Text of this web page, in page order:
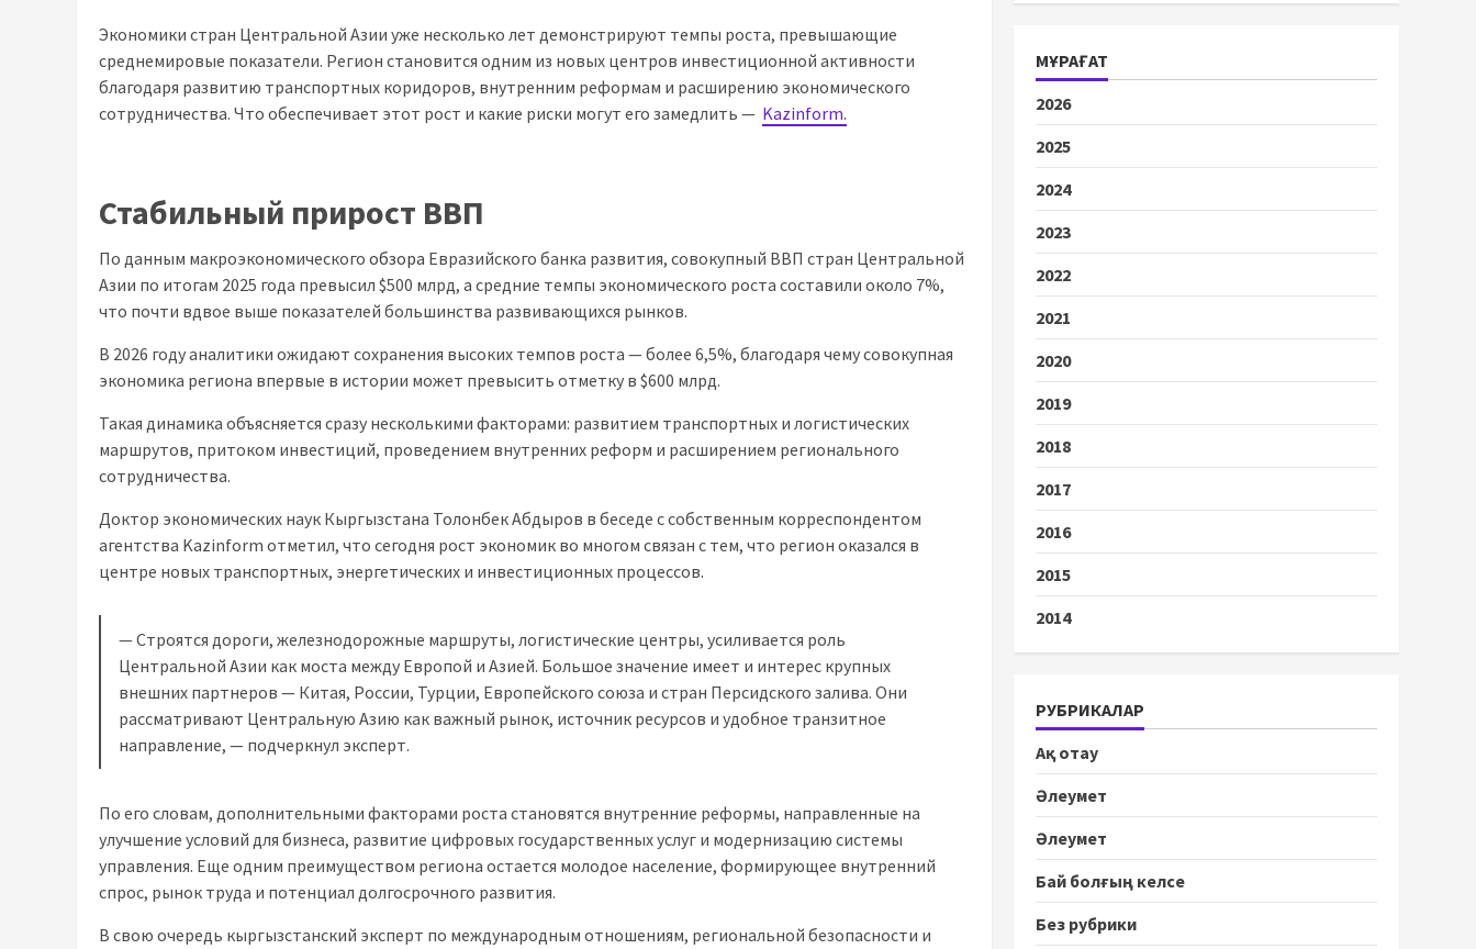
Экономики стран Центральной Азии уже несколько лет демонстрируют темпы роста, превышающие
среднемировые показатели. Регион становится одним из новых центров инвестиционной активности
благодаря развитию транспортных коридоров, внутренним реформам и расширению экономического
сотрудничества. Что обеспечивает этот рост и какие риски могут его замедлить — Kazinform.
Стабильный прирост ВВП
По данным макроэкономического обзора Евразийского банка развития, совокупный ВВП стран Центральной
Азии по итогам 2025 года превысил $500 млрд, а средние темпы экономического роста составили около 7%,
что почти вдвое выше показателей большинства развивающихся рынков.
В 2026 году аналитики ожидают сохранения высоких темпов роста — более 6,5%, благодаря чему совокупная
экономика региона впервые в истории может превысить отметку в $600 млрд.
Такая динамика объясняется сразу несколькими факторами: развитием транспортных и логистических
маршрутов, притоком инвестиций, проведением внутренних реформ и расширением регионального
сотрудничества.
Доктор экономических наук Кыргызстана Толонбек Абдыров в беседе с собственным корреспондентом
агентства Kazinform отметил, что сегодня рост экономик во многом связан с тем, что регион оказался в
центре новых транспортных, энергетических и инвестиционных процессов.
— Строятся дороги, железнодорожные маршруты, логистические центры, усиливается роль
Центральной Азии как моста между Европой и Азией. Большое значение имеет и интерес крупных
внешних партнеров — Китая, России, Турции, Европейского союза и стран Персидского залива. Они
рассматривают Центральную Азию как важный рынок, источник ресурсов и удобное транзитное
направление, — подчеркнул эксперт.
По его словам, дополнительными факторами роста становятся внутренние реформы, направленные на
улучшение условий для бизнеса, развитие цифровых государственных услуг и модернизацию системы
управления. Еще одним преимуществом региона остается молодое население, формирующее внутренний
спрос, рынок труда и потенциал долгосрочного развития.
В свою очередь кыргызстанский эксперт по международным отношениям, региональной безопасности и
МҰРАҒАТ
2026
2025
2024
2023
2022
2021
2020
2019
2018
2017
2016
2015
2014
РУБРИКАЛАР
Ақ отау
Әлеумет
Әлеумет
Бай болғың келсе
Без рубрики